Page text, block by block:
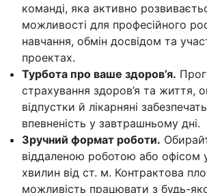
команді, яка активно
можливості для професійного
навчання, обмін досвідом та
проектах.
Турбота про ваше здоров’я.
страхування здоров’я та життя,
відпустки й лікарняні
впевненість у завтрашньому дні.
Зручний формат роботи.
віддаленою роботою або офісом
хвилин від ст. м. Контрактова
можливість працювати з будь-